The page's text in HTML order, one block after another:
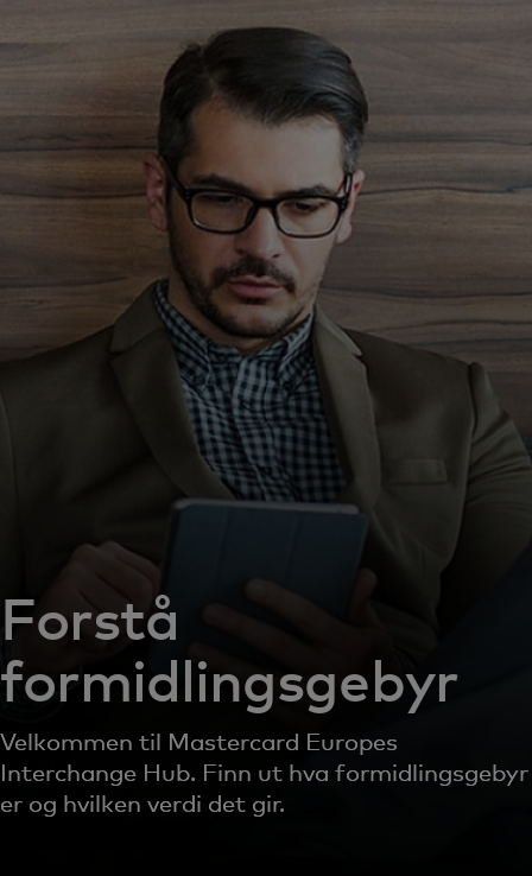
For bedrifter
For verden
For innovatører
Nyheter og trender
Forstå
formidlingsgebyr
Velkommen til Mastercard Europes
Interchange Hub. Finn ut hva formidlingsgebyr
er og hvilken verdi det gir.